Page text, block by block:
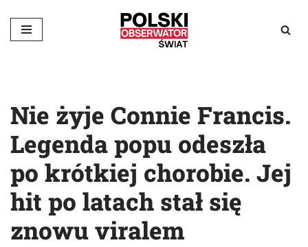
Przejdź
Nie żyje Connie Francis.
Legenda popu odeszła
po krótkiej chorobie. Jej
hit po latach stał się
znowu viralem